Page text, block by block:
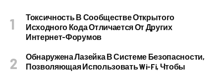
Токсичность В Сообществе Открытого
Исходного Кода Отличается От Других
Интернет-Форумов
Обнаружена Лазейка В Системе Безопасности,
Позволяющая Использовать Wi-Fi, Чтобы